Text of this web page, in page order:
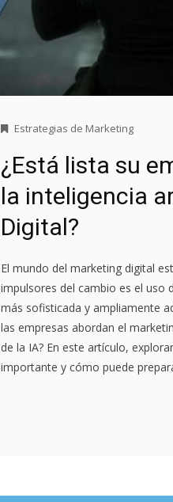
Estrategias de Marketing
¿Está lista su
la inteligencia
Digital?
El mundo del marketing digital
impulsores del cambio es el uso
más sofisticada y ampliamente
las empresas abordan el
de la IA? En este artículo,
importante y cómo puede